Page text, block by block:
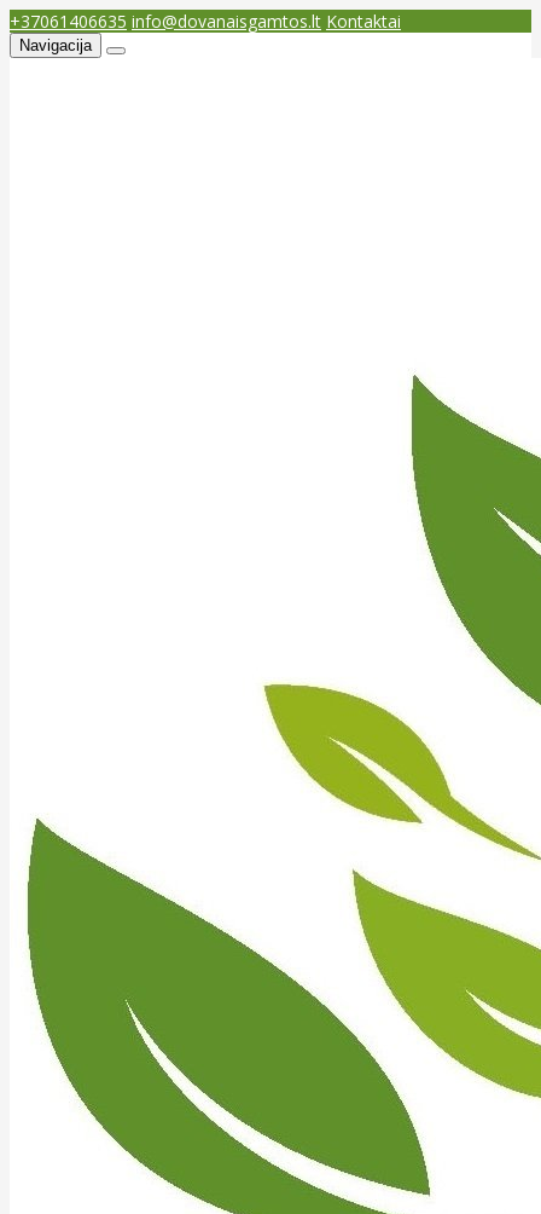
+37061406635 info@dovanaisgamtos.lt Kontaktai
Navigacija